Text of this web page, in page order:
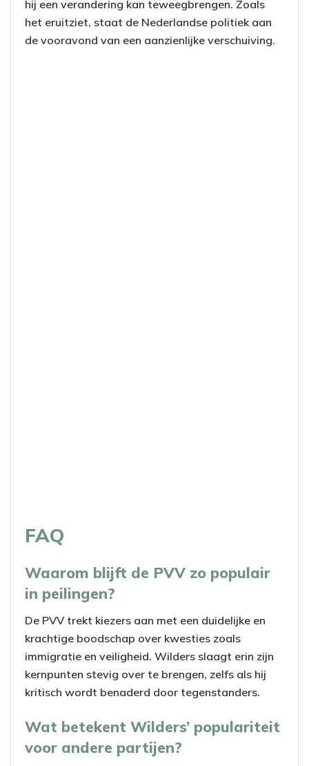
hij een verandering kan teweegbrengen. Zoals
het eruitziet, staat de Nederlandse politiek aan
de vooravond van een aanzienlijke verschuiving.
FAQ
Waarom blijft de PVV zo populair
in peilingen?
De PVV trekt kiezers aan met een duidelijke en
krachtige boodschap over kwesties zoals
immigratie en veiligheid. Wilders slaagt erin zijn
kernpunten stevig over te brengen, zelfs als hij
kritisch wordt benaderd door tegenstanders.
Wat betekent Wilders’ populariteit
voor andere partijen?